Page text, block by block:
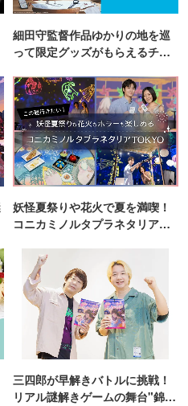
細田守監督作品ゆかりの地を巡
って限定グッズがもらえるチャ
妖怪夏祭りや花火で夏を満喫！
コニカミノルタプラネタリア
三四郎が早解きバトルに挑戦！
リアル謎解きゲームの舞台"錦糸